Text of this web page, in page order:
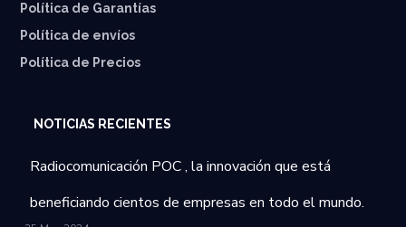
Política de Garantías
⁠Política de envíos
Política de Precios
NOTICIAS RECIENTES
Radiocomunicación POC , la innovación que está
beneficiando cientos de empresas en todo el mundo.